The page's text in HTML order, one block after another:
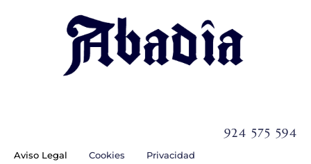
Aviso Legal Cookies Privacidad
924 575 594